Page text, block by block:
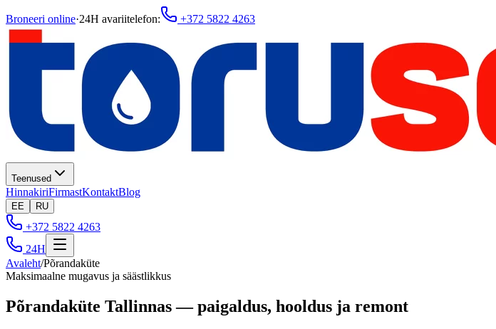
Broneeri online·24H avariitelefon: +372 5822 4263
Teenused
HinnakiriFirmastKontaktBlog
EE RU
+372 5822 4263
24H
Avaleht/Põrandaküte
Maksimaalne mugavus ja säästlikkus
Põrandaküte Tallinnas — paigaldus, hooldus ja remont